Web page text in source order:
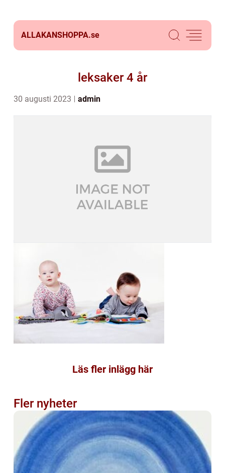
ALLAKANSHOPPA.se
leksaker 4 år
30 augusti 2023 admin
Läs fler inlägg här
Fler nyheter